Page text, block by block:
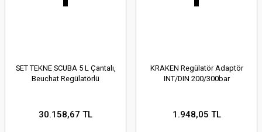
SET TEKNE SCUBA 5 L Çantalı,
Beuchat Regülatörlü
30.158,67 TL
KRAKEN Regülatör Adaptör
INT/DIN 200/300bar
1.948,05 TL